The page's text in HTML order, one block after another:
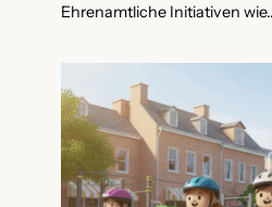
Ehrenamtliche Initiativen